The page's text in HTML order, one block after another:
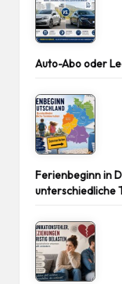
Auto-Abo oder
Ferienbeginn in
unterschiedliche